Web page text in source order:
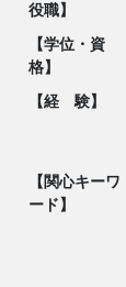
役職】
【学位・資
格】
【経 験】
【関心キーワ
ード】